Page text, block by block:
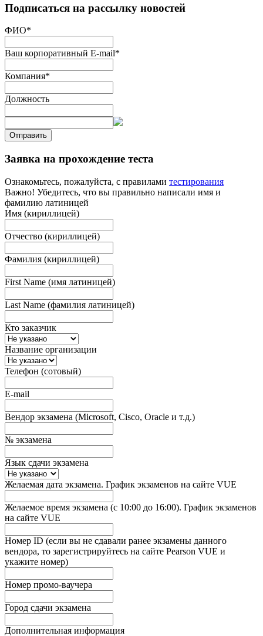
Подписаться на рассылку новостей
ФИО*
Ваш корпоративный E-mail*
Компания*
Должность
Отправить
Заявка на прохождение теста
Ознакомьтесь, пожалуйста, с правилами тестирования
Важно! Убедитесь, что вы правильно написали имя и
фамилию латиницей
Имя (кириллицей)
Отчество (кириллицей)
Фамилия (кириллицей)
First Name (имя латиницей)
Last Name (фамилия латиницей)
Кто заказчик
Название организации
Телефон (сотовый)
E-mail
Вендор экзамена (Microsoft, Cisco, Oracle и т.д.)
№ экзамена
Язык сдачи экзамена
Желаемая дата экзамена. График экзаменов на сайте VUE
Желаемое время экзамена (с 10:00 до 16:00). График экзаменов
на сайте VUE
Номер ID (если вы не сдавали ранее экзамены данного
вендора, то зарегистрируйтесь на сайте Pearson VUE и
укажите номер)
Номер промо-ваучера
Город сдачи экзамена
Дополнительная информация